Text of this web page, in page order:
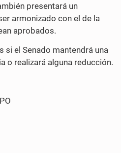
presentará un
armonizado con el de la
aprobados.
si el Senado mantendrá una
o realizará alguna reducción.